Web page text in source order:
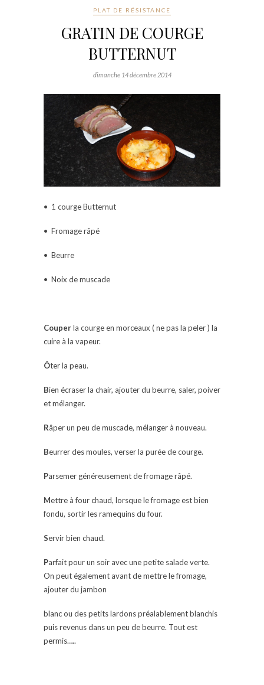
PLAT DE RÉSISTANCE
GRATIN DE COURGE
BUTTERNUT
dimanche 14 décembre 2014
• 1 courge Butternut
• Fromage râpé
• Beurre
• Noix de muscade
Couperla courge en morceaux ( ne pas la peler ) la
cuire à la vapeur.
Ôter la peau.
Bien écraser la chair, ajouter du beurre, saler, poiver
et mélanger.
Râper un peu de muscade, mélanger à nouveau.
Beurrer des moules, verser la purée de courge.
Parsemer généreusement de fromage râpé.
Mettre à four chaud, lorsque le fromage est bien
fondu, sortir les ramequins du four.
Servir bien chaud.
Parfait pour un soir avec une petite salade verte.
On peut également avant de mettre le fromage,
ajouter du jambon
blanc ou des petits lardons préalablement blanchis
puis revenus dans un peu de beurre. Tout est
permis…..